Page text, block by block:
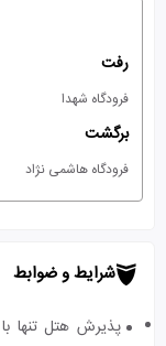
رفت
فرودگاه شهدا
برگشت
فرودگاه هاشمی نژاد
شرایط و ضوابط
پذیرش هتل تنها